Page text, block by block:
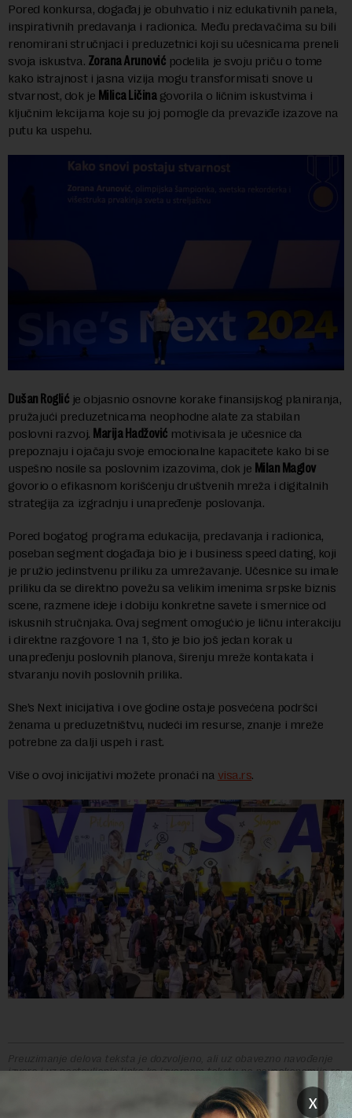
Pored konkursa, događaj je obuhvatio i niz edukativnih panela,
inspirativnih predavanja i radionica. Među predavačima su bili
renomirani stručnjaci i preduzetnici koji su učesnicama preneli
svoja iskustva. Zorana Arunović podelila je svoju priču o tome
kako istrajnost i jasna vizija mogu transformisati snove u
stvarnost, dok je Milica Ličinagovorila o ličnim iskustvima i
ključnim lekcijama koje su joj pomogle da prevaziđe izazove na
putu ka uspehu.
Dušan Roglić je objasnio osnovne korake finansijskog planiranja,
pružajući preduzetnicama neophodne alate za stabilan
poslovni razvoj. Marija Hadžović motivisala je učesnice da
prepoznaju i ojačaju svoje emocionalne kapacitete kako bi se
uspešno nosile sa poslovnim izazovima, dok je Milan Maglov
govorio o efikasnom korišćenju društvenih mreža i digitalnih
strategija za izgradnju i unapređenje poslovanja.
Pored bogatog programa edukacija, predavanja i radionica,
poseban segment događaja bio je i business speed dating, koji
je pružio jedinstvenu priliku za umrežavanje. Učesnice su imale
priliku da se direktno povežu sa velikim imenima srpske biznis
scene, razmene ideje i dobiju konkretne savete i smernice od
iskusnih stručnjaka. Ovaj segment omogućio je ličnu interakciju
i direktne razgovore 1 na 1, što je bio još jedan korak u
unapređenju poslovnih planova, širenju mreže kontakata i
stvaranju novih poslovnih prilika.
She’s Next inicijativa i ove godine ostaje posvećena podršci
ženama u preduzetništvu, nudeći im resurse, znanje i mreže
potrebne za dalji uspeh i rast.
Više o ovoj inicijativi možete pronaći na visa.rs.
Preuzimanje delova teksta je dozvoljeno, ali uz obavezno navođenje
izvora i uz postavljanje linka ka izvornom tekstu na novaekonomija.rs
x